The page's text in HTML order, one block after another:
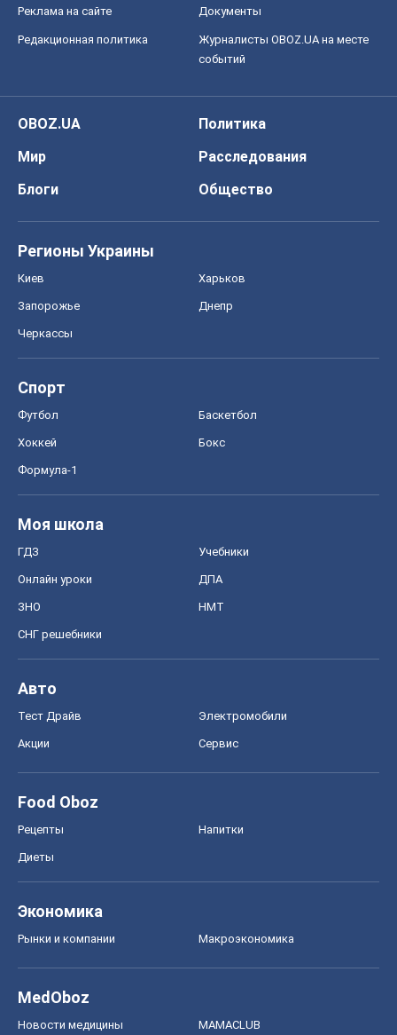
Реклама на сайте Документы
Редакционная политика
Журналисты OBOZ.UA на месте
событий
OBOZ.UA
Политика
Мир
Расследования
Блоги
Общество
Регионы Украины
Киев Харьков
Запорожье Днепр
Черкассы
Спорт
Футбол Баскетбол
Хоккей Бокс
Формула-1
Моя школа
ГДЗ Учебники
Онлайн уроки ДПА
ЗНО НМТ
СНГ решебники
Авто
Тест Драйв Электромобили
Акции Сервис
Food Oboz
Рецепты Напитки
Диеты
Экономика
Рынки и компании Mакроэкономика
MedOboz
Новости медицины MAMACLUB